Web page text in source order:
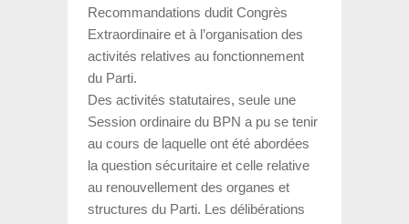
Recommandations dudit Congrès
Extraordinaire et à l’organisation des
activités relatives au fonctionnement
du Parti.
Des activités statutaires, seule une
Session ordinaire du BPN a pu se tenir
au cours de laquelle ont été abordées
la question sécuritaire et celle relative
au renouvellement des organes et
structures du Parti. Les délibérations